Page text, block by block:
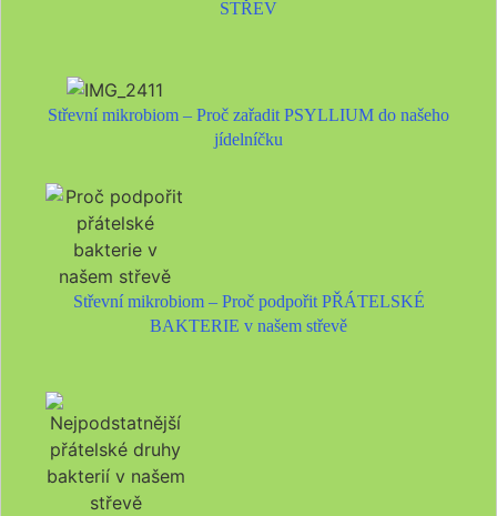
STŘEV
Střevní mikrobiom – Proč zařadit PSYLLIUM do našeho
jídelníčku
Střevní mikrobiom – Proč podpořit PŘÁTELSKÉ
BAKTERIE v našem střevě